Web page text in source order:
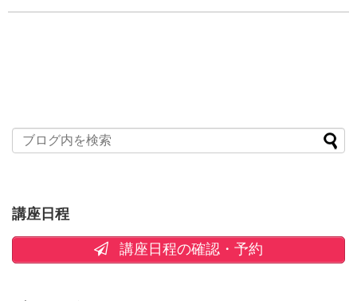
講座日程
講座日程の確認・予約